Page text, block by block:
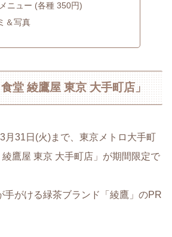
ニュー (各種 350円)
＆写真
堂 綾鷹屋 東京 大手町店」
月31日(火)まで、東京メトロ大手町
鷹屋 東京 大手町店」が期間限定で
手がける緑茶ブランド「綾鷹」のPR